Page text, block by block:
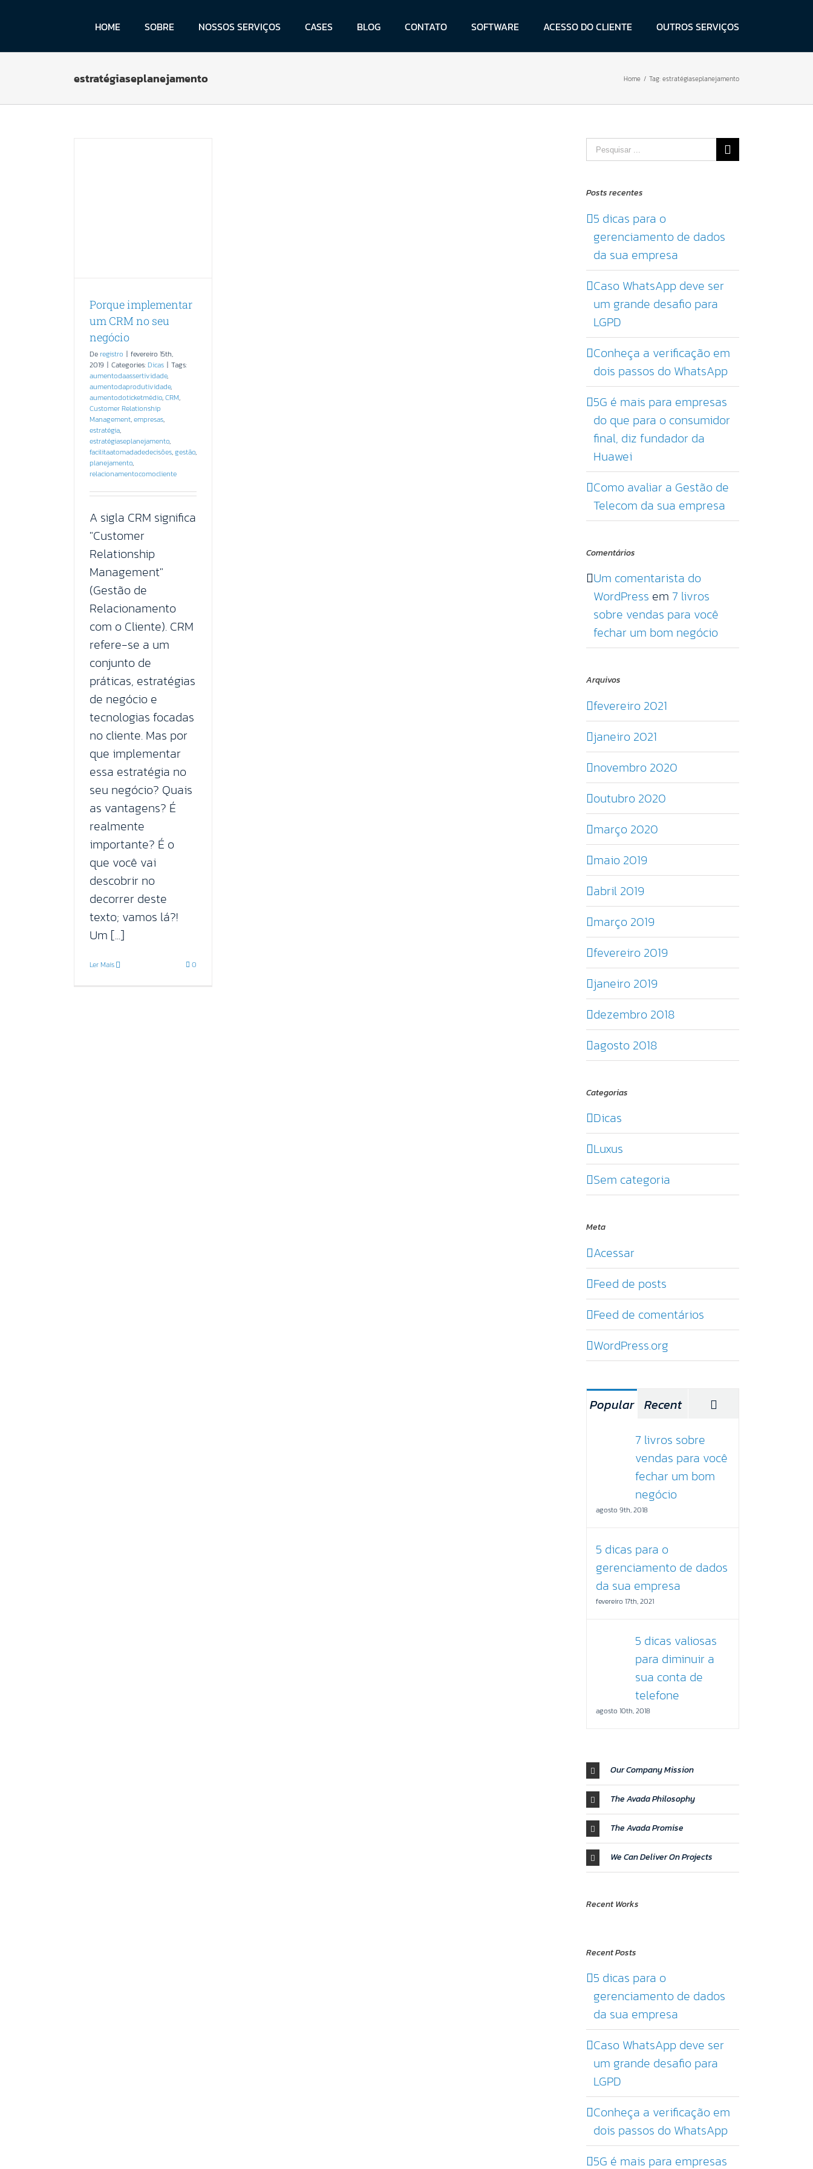
HOME SOBRE NOSSOS SERVIÇOS CASES BLOG CONTATO SOFTWARE ACESSO DO CLIENTE OUTROS SERVIÇOS
estratégiaseplanejamento Home / Tag:estratégiaseplanejamento
Porque implementar
um CRM no seu
negócio
De registro | fevereiro 15th,
2019 | Categories: Dicas | Tags:
aumentodaassertividade,
aumentodaprodutividade,
aumentodoticketmédio,CRM,
Customer Relationship
Management,empresas,
estratégia,
estratégiaseplanejamento,
facilitaatomadadedecisões,gestão,
planejamento,
relacionamentocomocliente
A sigla CRM significa
"Customer
Relationship
Management"
(Gestão de
Relacionamento
com o Cliente). CRM
refere-se a um
conjunto de
práticas, estratégias
de negócio e
tecnologias focadas
no cliente. Mas por
que implementar
essa estratégia no
seu negócio? Quais
as vantagens? É
realmente
importante? É o
que você vai
descobrir no
decorrer deste
texto; vamos lá?!
Um [...]
Ler Mais 0
Pesquisar
por:
Posts recentes
5 dicas para o
gerenciamento de dados
da sua empresa
Caso WhatsApp deve ser
um grande desafio para
LGPD
Conheça a verificação em
dois passos do WhatsApp
5G é mais para empresas
do que para o consumidor
final, diz fundador da
Huawei
Como avaliar a Gestão de
Telecom da sua empresa
Comentários
Um comentarista do
WordPress em 7 livros
sobre vendas para você
fechar um bom negócio
Arquivos
fevereiro 2021
janeiro 2021
novembro 2020
outubro 2020
março 2020
maio 2019
abril 2019
março 2019
fevereiro 2019
janeiro 2019
dezembro 2018
agosto 2018
Categorias
Dicas
Luxus
Sem categoria
Meta
Acessar
Feed de posts
Feed de comentários
WordPress.org
Popular Recent
7 livros sobre
vendas para você
fechar um bom
negócio
agosto 9th, 2018
5 dicas para o
gerenciamento de dados
da sua empresa
fevereiro 17th, 2021
5 dicas valiosas
para diminuir a
sua conta de
telefone
agosto 10th, 2018
Our Company Mission
The Avada Philosophy
The Avada Promise
We Can Deliver On Projects
Recent Works
Recent Posts
5 dicas para o
gerenciamento de dados
da sua empresa
Caso WhatsApp deve ser
um grande desafio para
LGPD
Conheça a verificação em
dois passos do WhatsApp
5G é mais para empresas